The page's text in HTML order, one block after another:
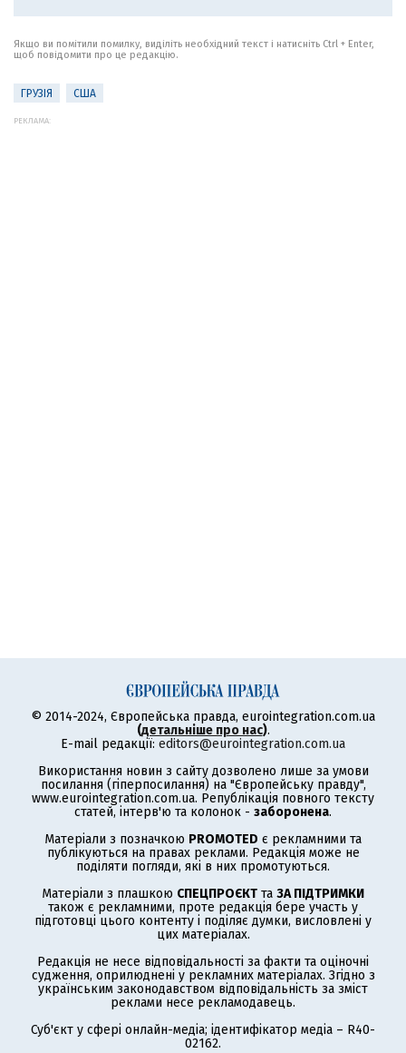
Якщо ви помітили помилку, виділіть необхідний текст і натисніть Ctrl + Enter,
щоб повідомити про це редакцію.
ГРУЗІЯ США
РЕКЛАМА:
© 2014-2024, Європейська правда, eurointegration.com.ua
(детальніше про нас).
E-mail редакції: editors@eurointegration.com.ua
Використання новин з сайту дозволено лише за умови
посилання (гіперпосилання) на "Європейську правду",
www.eurointegration.com.ua. Републікація повного тексту
статей, інтерв'ю та колонок - заборонена.
Матеріали з позначкою PROMOTED є рекламними та
публікуються на правах реклами. Редакція може не
поділяти погляди, які в них промотуються.
Матеріали з плашкою СПЕЦПРОЄКТ та ЗА ПІДТРИМКИ
також є рекламними, проте редакція бере участь у
підготовці цього контенту і поділяє думки, висловлені у
цих матеріалах.
Редакція не несе відповідальності за факти та оціночні
судження, оприлюднені у рекламних матеріалах. Згідно з
українським законодавством відповідальність за зміст
реклами несе рекламодавець.
Суб'єкт у сфері онлайн-медіа; ідентифікатор медіа – R40-
02162.